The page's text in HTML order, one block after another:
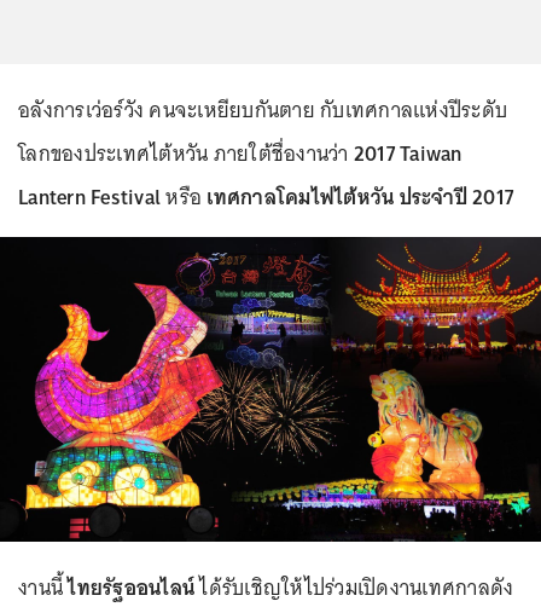
อลังการเว่อร์วัง คนจะเหยียบกันตาย กับเทศกาลแห่งปีระดับ
โลกของประเทศไต้หวัน ภายใต้ชื่องานว่า 2017 Taiwan
Lantern Festivalหรือ เทศกาลโคมไฟไต้หวัน ประจำปี 2017
งานนี้ไทยรัฐออนไลน์ได้รับเชิญให้ไปร่วมเปิดงานเทศกาลดัง